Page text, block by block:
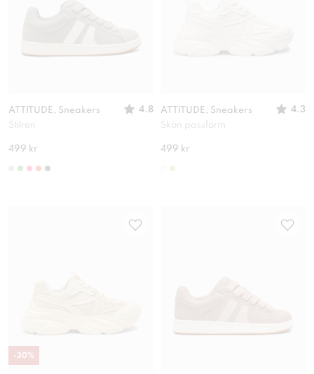
ATTITUDE, Sneakers
4.8
Stilren
499 kr
ATTITUDE, Sneakers
4.3
Skön passform
499 kr
-30%